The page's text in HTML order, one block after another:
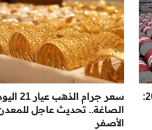
توقعات لأسعار النفط في عام 2026:
سعر جرام
الصاغة.. تحديث عاجل
الأصفر